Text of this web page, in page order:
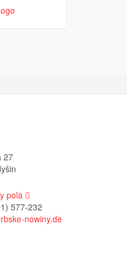
27
pola
577-232